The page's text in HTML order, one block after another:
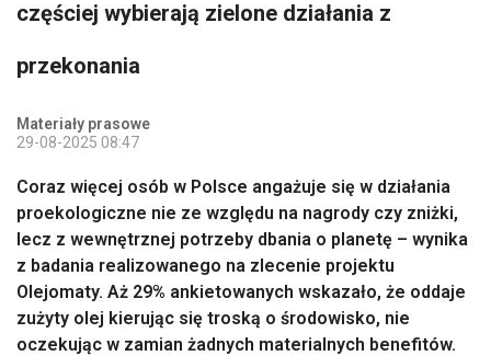
częściej wybierają zielone działania z
przekonania
Materiały prasowe
29-08-2025 08:47
Coraz więcej osób w Polsce angażuje się w działania
proekologiczne nie ze względu na nagrody czy zniżki,
lecz z wewnętrznej potrzeby dbania o planetę – wynika
z badania realizowanego na zlecenie projektu
Olejomaty. Aż 29% ankietowanych wskazało, że oddaje
zużyty olej kierując się troską o środowisko, nie
oczekując w zamian żadnych materialnych benefitów.